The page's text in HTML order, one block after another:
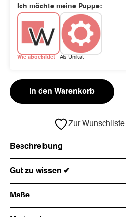
Ich möchte meine Puppe:
Wie abgebildet Als Unikat
In den Warenkorb
Zur
Beschreibung
Gut zu wissen ✔
Maße